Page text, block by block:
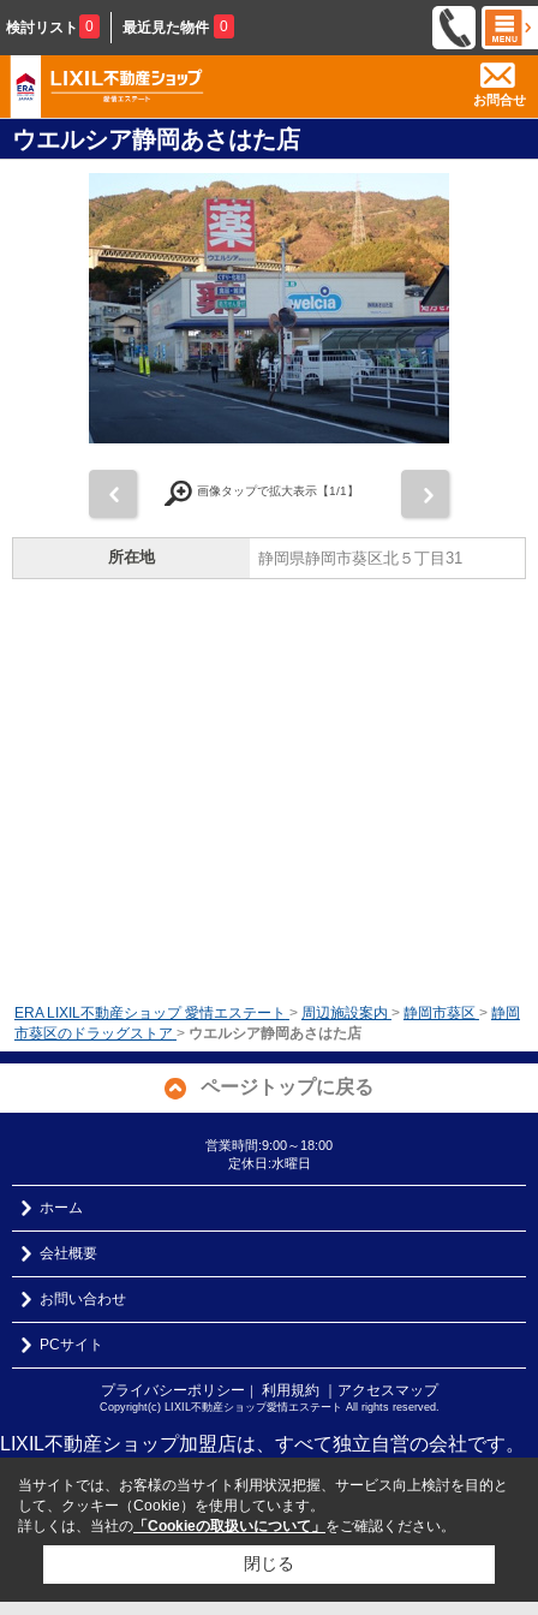
検討リスト 0 最近見た物件 0
お問合せ
ウエルシア静岡あさはた店
画像タップで拡大表示【1/1】
所在地 静岡県静岡市葵区北５丁目31
ERA LIXIL不動産ショップ 愛情エステート > 周辺施設案内 > 静岡市葵区 > 静岡
市葵区のドラッグストア > ウエルシア静岡あさはた店
ページトップに戻る
営業時間:9:00～18:00
定休日:水曜日
ホーム
会社概要
お問い合わせ
PCサイト
プライバシーポリシー ｜ 利用規約 ｜アクセスマップ
Copyright(c) LIXIL不動産ショップ愛情エステート All rights reserved.
LIXIL不動産ショップ加盟店は、すべて独立自営の会社です。
当サイトでは、お客様の当サイト利用状況把握、サービス向上検討を目的と
して、クッキー（Cookie）を使用しています。
詳しくは、当社の 「Cookieの取扱いについて」 をご確認ください。
閉じる